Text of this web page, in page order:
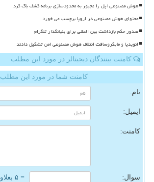
هوش مصنوعی اپل را مجبور به محدودسازی برنامه کشف باگ کرد
محتوای هوش مصنوعی در اروپا برچسب می خورد
صدور حکم بازداشت بین المللی برای بنیانگذار تلگرام
انویدیا و مایکروسافت ائتلاف هوش مصنوعی امن تشکیل دادند
کامنت بینندگان دیجیتالر در مورد این مطلب
کامنت شما در مورد این مطلب
نام:
ایمیل:
کامنت:
سوال: = ۵ بعلاوه ۵